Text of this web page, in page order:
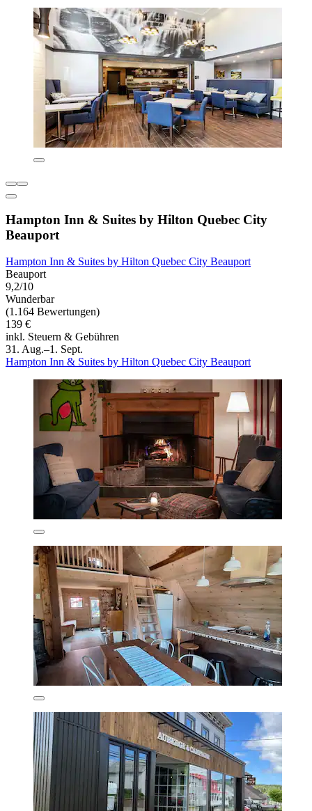
Hampton Inn & Suites by Hilton Quebec City
Beauport
Hampton Inn & Suites by Hilton Quebec City Beauport
Beauport
9,2/10
Wunderbar
(1.164 Bewertungen)
139 €
inkl. Steuern & Gebühren
31. Aug.–1. Sept.
Hampton Inn & Suites by Hilton Quebec City Beauport